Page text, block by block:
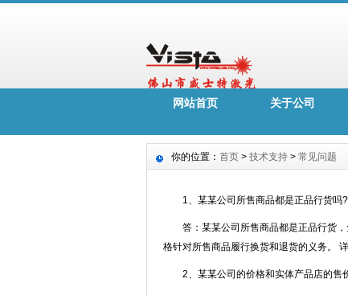
网站首页 关于公司
你的位置： 首页 > 技术支持 > 常见问题
1、某某公司所售商品都是正品行货吗?
答：某某公司所售商品都是正品行货，
格针对所售商品履行换货和退货的义务。
2、某某公司的价格和实体产品店的售